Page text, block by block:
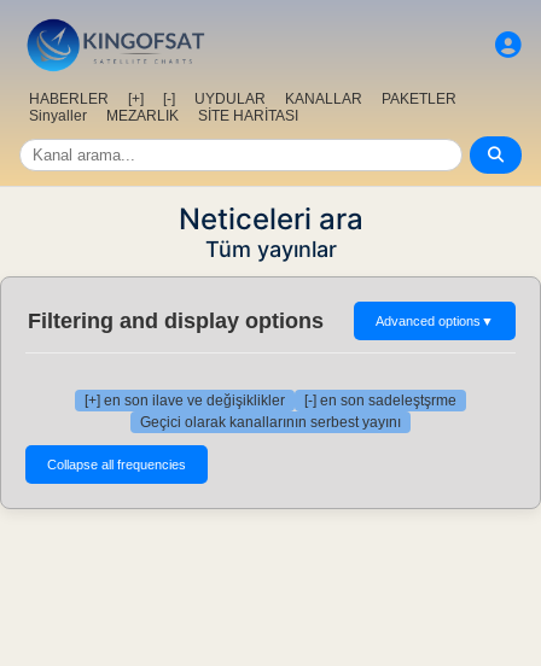
HABERLER [+] [-] UYDULAR KANALLAR
PAKETLER
Sinyaller
MEZARLIK SİTE HARİTASI
Neticeleri ara
Tüm yayınlar
Filtering and display options Advanced options ▼
[+] en son ilave ve değişiklikler
[-] en son sadeleştşrme
Geçici olarak kanallarının serbest yayını